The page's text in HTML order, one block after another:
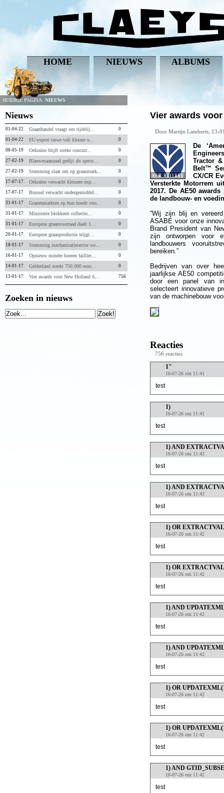
HOME NIEUWS ALBUMS
HUIDIGE PAGINA: NIEUWS
Nieuws
01-04-22 Graanhandel vraagt om tijdelij... 0
01-04-22 EU-export tarwe valt kleiner u... 0
08-05-19 Oekraïne blijft sterke concurr... 0
27-02-19 Blauwmaanzaad gedijt als specu... 0
27-02-19 Stemming slaat om op graanmark... 0
17-07-17 Oekraïne verwacht kleinere exp... 0
17-07-17 Brussel verwacht ondergemiddel... 0
31-01-17 Granenmarkten op hun hoede voo... 0
31-01-17 Ministerie blokkeert collectie... 0
31-01-17 Europese graanvoorraad daalt 1... 0
20-01-17 Europese graanproductie stijgt... 0
18-01-17 Stemming mechanisatiesector we... 0
16-01-17 Opnieuw minder boeren failliet... 0
14-01-17 Gelderland steekt 750.000 euro... 0
13-01-17 Vier awards voor New Holland A... 756
Zoeken in nieuws
Vier awards
Door Martijn Lamberts, 13-
De
Tractor
Belt™
CX/CR
Versterkte Motorrem
2017. De AE50
de landbouw- en
“Wij zijn blij en
ASABE voor onze
Brand President van
zijn ontworpen voor
landbouwers
bereiken.”
Bedrijven van over
jaarlijkse AE50
door een panel van
selecteert innovatieve
van de machinebouw
Reacties
756 reacties
1"
16-07-26 om 11:41
test
1)
16-07-26 om 11:41
test
1) AND
16-07-26 om 11:42
test
1) AND
16-07-26 om 11:42
test
1) OR
16-07-26 om 11:42
test
1) OR
16-07-26 om 11:42
test
1) AND
16-07-26 om 11:42
test
1) AND
16-07-26 om 11:42
test
1) OR
16-07-26 om 11:42
test
1) OR
16-07-26 om 11:42
test
1) AND
16-07-26 om 11:42
test